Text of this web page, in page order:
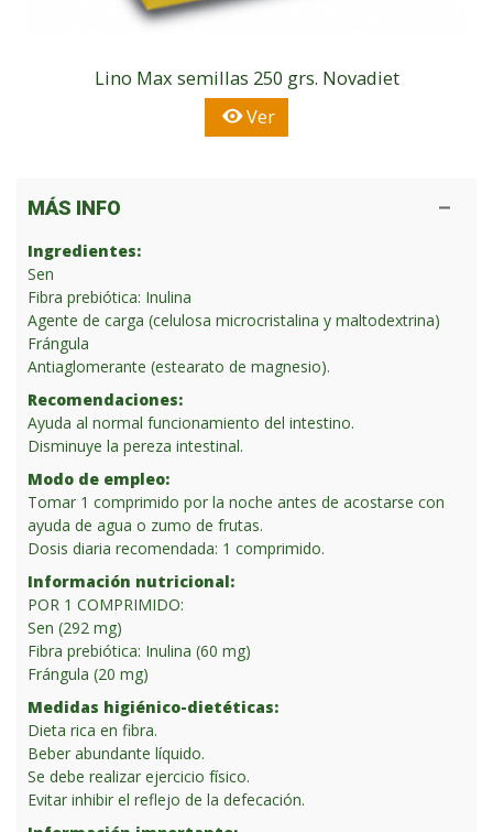
Lino Max semillas 250 grs. Novadiet
Ver
MÁS INFO
Ingredientes:
Sen
Fibra prebiótica: Inulina
Agente de carga (celulosa microcristalina y maltodextrina)
Frángula
Antiaglomerante (estearato de magnesio).
Recomendaciones:
Ayuda al normal funcionamiento del intestino.
Disminuye la pereza intestinal.
Modo de empleo:
Tomar 1 comprimido por la noche antes de acostarse con
ayuda de agua o zumo de frutas.
Dosis diaria recomendada: 1 comprimido.
Información nutricional:
POR 1 COMPRIMIDO:
Sen (292 mg)
Fibra prebiótica: Inulina (60 mg)
Frángula (20 mg)
Medidas higiénico-dietéticas:
Dieta rica en fibra.
Beber abundante líquido.
Se debe realizar ejercicio físico.
Evitar inhibir el reflejo de la defecación.